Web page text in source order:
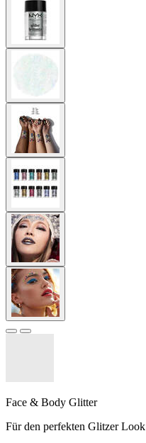
Face & Body Glitter
Für den perfekten Glitzer Look